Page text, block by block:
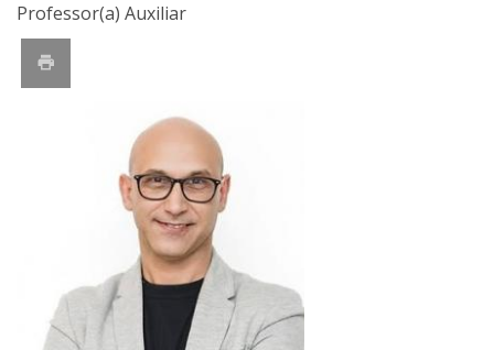
Professor(a) Auxiliar